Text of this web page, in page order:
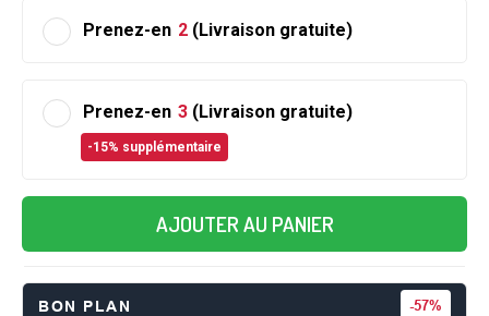
Prenez-en 2 (Livraison gratuite)
Prenez-en 3 (Livraison gratuite)
-15% supplémentaire
AJOUTER AU PANIER
BON PLAN -57%